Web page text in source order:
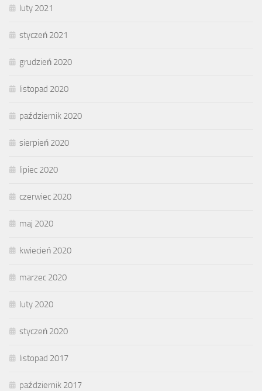
luty 2021
styczeń 2021
grudzień 2020
listopad 2020
październik 2020
sierpień 2020
lipiec 2020
czerwiec 2020
maj 2020
kwiecień 2020
marzec 2020
luty 2020
styczeń 2020
listopad 2017
październik 2017